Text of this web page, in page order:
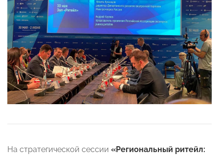
На стратегической сессии «Региональный ритейл: